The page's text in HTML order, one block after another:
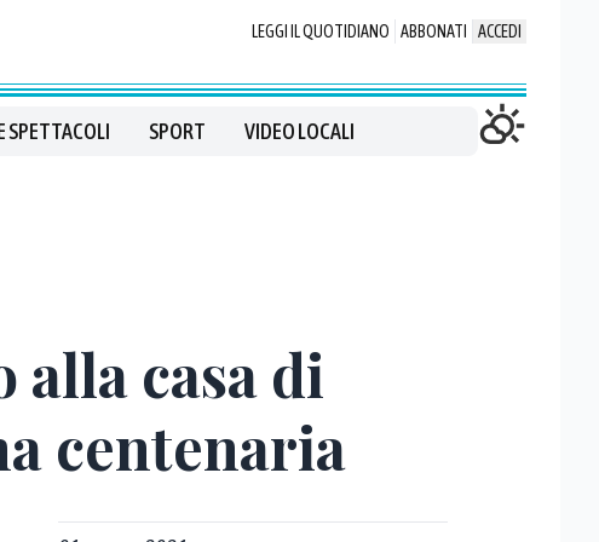
LEGGI IL QUOTIDIANO ABBONATI ACCEDI
SPETTACOLI SPORT VIDEO LOCALI
alla casa di
centenaria